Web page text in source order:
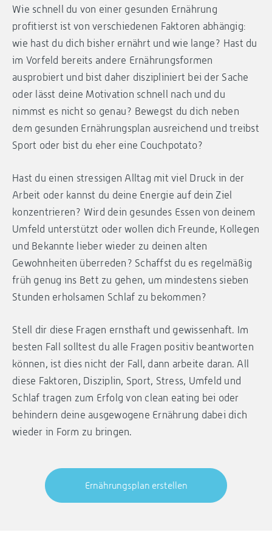
Wie schnell du von einer gesunden Ernährung
profitierst ist von verschiedenen Faktoren abhängig:
wie hast du dich bisher ernährt und wie lange? Hast du
im Vorfeld bereits andere Ernährungsformen
ausprobiert und bist daher diszipliniert bei der Sache
oder lässt deine Motivation schnell nach und du
nimmst es nicht so genau? Bewegst du dich neben
dem gesunden Ernährungsplan ausreichend und treibst
Sport oder bist du eher eine Couchpotato?
Hast du einen stressigen Alltag mit viel Druck in der
Arbeit oder kannst du deine Energie auf dein Ziel
konzentrieren? Wird dein gesundes Essen von deinem
Umfeld unterstützt oder wollen dich Freunde, Kollegen
und Bekannte lieber wieder zu deinen alten
Gewohnheiten überreden? Schaffst du es regelmäßig
früh genug ins Bett zu gehen, um mindestens sieben
Stunden erholsamen Schlaf zu bekommen?
Stell dir diese Fragen ernsthaft und gewissenhaft. Im
besten Fall solltest du alle Fragen positiv beantworten
können, ist dies nicht der Fall, dann arbeite daran. All
diese Faktoren, Disziplin, Sport, Stress, Umfeld und
Schlaf tragen zum Erfolg von clean eating bei oder
behindern deine ausgewogene Ernährung dabei dich
wieder in Form zu bringen.
Ernährungsplan erstellen